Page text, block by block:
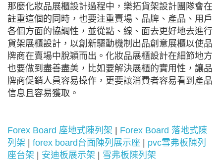
那麼化妝品展櫃設計過程中，樂拓貨架設計團隊會在
註重這個的同時，也要注重賣場、品牌、產品、用戶
各個方面的協調性，並從點、線、面去更好地去進行
貨架展櫃設計，以創新驅動機制出品創意展櫃以使品
牌商在賣場中脫穎而出。化妝品展櫃設計在細節地方
也要做到盡善盡美，比如要解決展櫃的實用性，讓品
牌商促銷人員容易操作，更要讓消費者容易看到產品
信息且容易獲取。
Forex Board 座地式陳列架
Forex Board 落地式陳
列架
forex board台面陳列展示座
pvc雪弗板陳列
座台架
安迪板展示架 雪弗板陳列架